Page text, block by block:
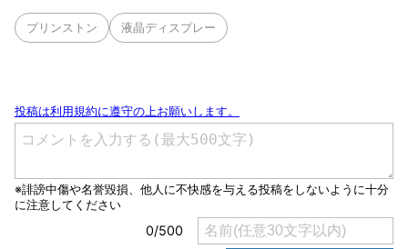
プリンストン 液晶ディスプレー